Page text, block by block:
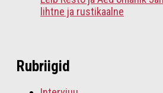
lihtne ja rustikaalne
Rubriigid